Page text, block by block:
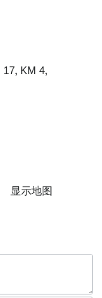
17, KM 4,
显示地图